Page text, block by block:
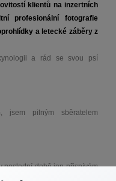
klientů na inzertních
profesionální fotografie
a letecké záběry z
a rád se svou psí
jsem pilným sběratelem
poslední době jen přispívám